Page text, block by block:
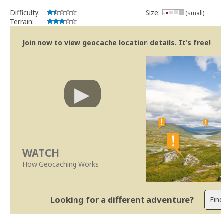
Work with the reviewer, not against him
Difficulty:
Terrain:
Size: (small)
Join now to view geocache location details. It's free!
WATCH
How Geocaching Works
Looking for a different adventure?